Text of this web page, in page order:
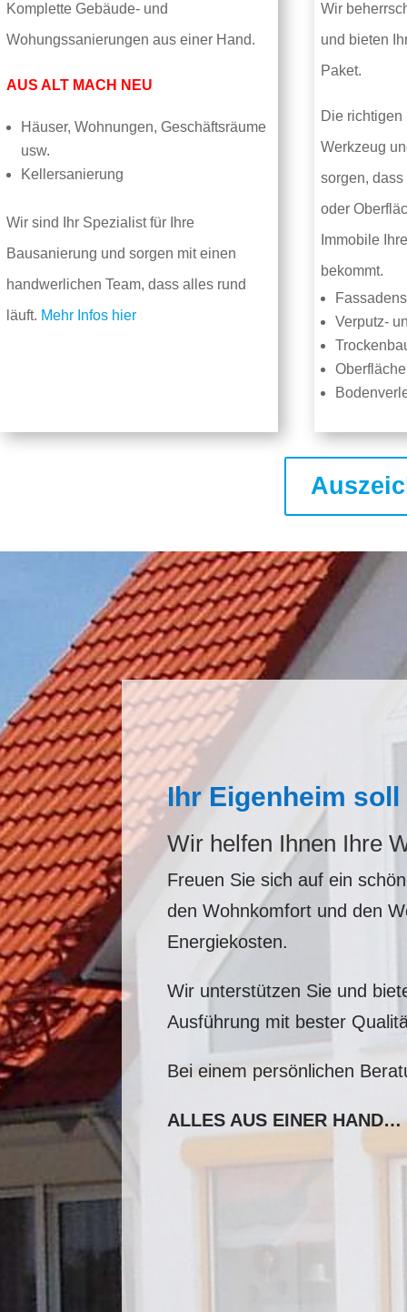
Komplette Gebäude- und
Wohungssanierungen aus einer Hand.
AUS ALT MACH NEU
Häuser, Wohnungen, Geschäftsräume
usw.
Kellersanierung
Wir sind Ihr Spezialist für Ihre
Bausanierung und sorgen mit einen
handwerlichen Team, dass alles rund
läuft. Mehr Infos hier
Wir
und bieten
Paket.
Die richtigen
Werkzeug
sorgen,
oder
Immobile
bekommt.
Verputz-
Ihr Eigenheim
Wir helfen Ihnen Ihre
Freuen Sie sich auf ein
den Wohnkomfort und den
Energiekosten.
Wir unterstützen Sie und
Ausführung mit bester
Bei einem persönlichen
ALLES AUS EINER HAND…